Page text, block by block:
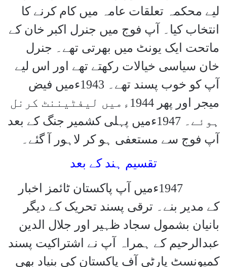
لیے محکمہ تعلقات عامہ میں کام کرنے کا
انتخاب کیا۔ آپ فوج میں جنرل اکبر خان کے
ماتحت ایک یونٹ میں بھرتی تھے۔ جنرل
خان سیاسی خیالات رکھتے تھے اور اس لیے
آپ کو خوب پسند تھے۔ 1943ءمیں فیض
میجر اور پھر 1944ءمیں لیفٹیننٹ کرنل
ہوئے۔ 1947ءمیں پہلی کشمیر جنگ کے بعد
آپ فوج سے مستعفی ہو کر لاہور آ گئے۔
تقسیم ہند کے بعد
1947ءمیں آپ پاکستان ٹائمز اخبار
کے مدیر بنے۔ ترقی پسند تحریک کے دیگر
بانیان بشمول سجاد ظہیر اور جلال الدین
عبدالرحیم کے ہمراہ آپ نے اشتراکیت پسند
کمیونسٹ پارٹی آف پاکستان کی بنیاد بھی